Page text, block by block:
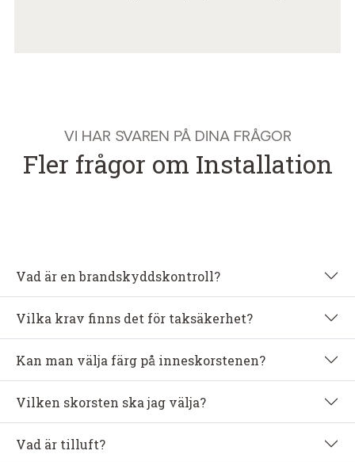
VI HAR SVAREN PÅ DINA FRÅGOR
Fler frågor om Installation
Vad är en brandskyddskontroll?
Vilka krav finns det för taksäkerhet?
Kan man välja färg på inneskorstenen?
Vilken skorsten ska jag välja?
Vad är tilluft?